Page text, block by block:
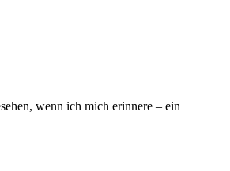
wenn ich mich erinnere – ein